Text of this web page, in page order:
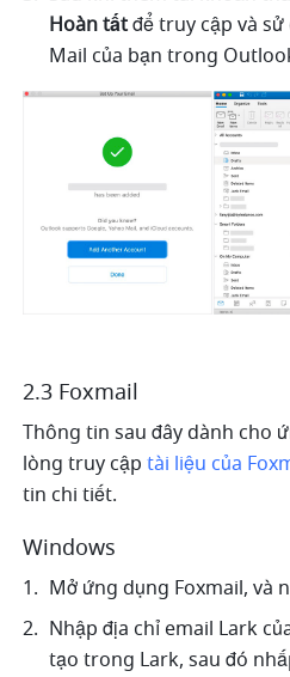
Hoàn tất để truy cập và
Mail của bạn trong
2.3 Foxmail
Thông tin sau đây dành cho
lòng truy cập tài liệu của
tin chi tiết.
Windows
Mở ứng dụng Foxmail, và
Nhập địa chỉ email Lark
tạo trong Lark, sau đó